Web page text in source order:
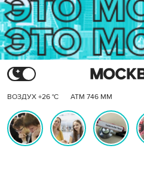
ВОЗДУХ +26 °C АТМ 746 ММ